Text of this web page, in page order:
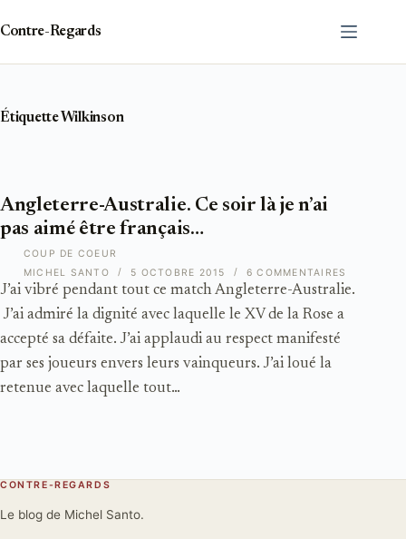
contenu
Contre-Regards
ÉtiquetteWilkinson
COUP DE COEUR
Angleterre-Australie. Ce soir là je n’ai
pas aimé être français…
J’ai vibré pendant tout ce match Angleterre-Australie.
J’ai admiré la dignité avec laquelle le XV de la Rose a
accepté sa défaite. J’ai applaudi au respect manifesté
par ses joueurs envers leurs vainqueurs. J’ai loué la
retenue avec laquelle tout…
MICHEL SANTO 5 OCTOBRE 2015 6 COMMENTAIRES
CONTRE-REGARDS
Le blog de Michel Santo.